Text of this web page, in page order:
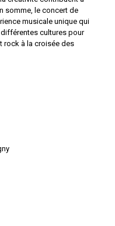
somme, le concert de
musicale unique qui
cultures pour
rock à la croisée des